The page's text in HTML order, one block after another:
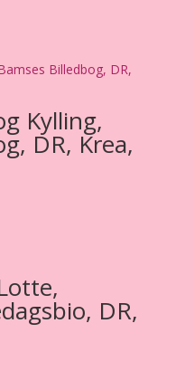
Kylling,
DR, Krea,
DR,